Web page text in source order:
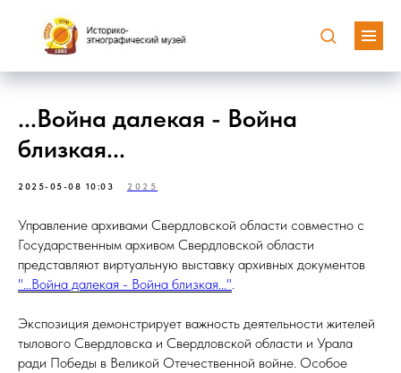
...Война далекая - Война
близкая...
2025-05-08 10:03 2025
Управление архивами Свердловской области совместно с
Государственным архивом Свердловской области
представляют виртуальную выставку архивных документов
"...Война далекая - Война близкая...".
Экспозиция демонстрирует важность деятельности жителей
тылового Свердловска и Свердловской области и Урала
ради Победы в Великой Отечественной войне. Особое